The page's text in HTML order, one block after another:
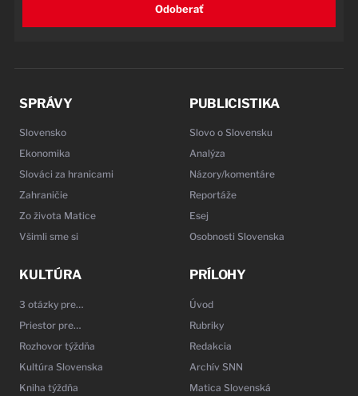
Odoberať
SPRÁVY
Slovensko
Ekonomika
Slováci za hranicami
Zahraničie
Zo života Matice
Všimli sme si
PUBLICISTIKA
Slovo o Slovensku
Analýza
Názory/komentáre
Reportáže
Esej
Osobnosti Slovenska
KULTÚRA
3 otázky pre…
Priestor pre…
Rozhovor týždňa
Kultúra Slovenska
Kniha týždňa
PRÍLOHY
Úvod
Rubriky
Redakcia
Archív SNN
Matica Slovenská